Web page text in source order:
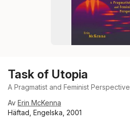
Task of Utopia
A Pragmatist and Feminist Perspective
Av Erin McKenna
Häftad, Engelska, 2001